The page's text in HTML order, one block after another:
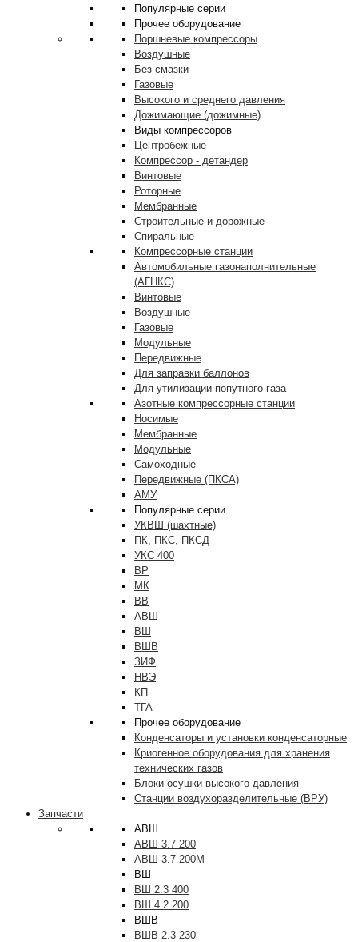
Популярные серии
Прочее оборудование
Поршневые компрессоры
Воздушные
Без смазки
Газовые
Высокого и среднего давления
Дожимающие (дожимные)
Виды компрессоров
Центробежные
Компрессор - детандер
Винтовые
Роторные
Мембранные
Строительные и дорожные
Спиральные
Компрессорные станции
Автомобильные газонаполнительные
(АГНКС)
Винтовые
Воздушные
Газовые
Модульные
Передвижные
Для заправки баллонов
Для утилизации попутного газа
Азотные компрессорные станции
Носимые
Мембранные
Модульные
Самоходные
Передвижные (ПКСА)
АМУ
Популярные серии
УКВШ (шахтные)
ПК, ПКС, ПКСД
УКС 400
ВР
МК
ВВ
АВШ
ВШ
ВШВ
ЗИФ
НВЭ
КП
ТГА
Прочее оборудование
Конденсаторы и установки конденсаторные
Криогенное оборудования для хранения
технических газов
Блоки осушки высокого давления
Станции воздухоразделительные (ВРУ)
Запчасти
АВШ
АВШ 3.7 200
АВШ 3.7 200М
ВШ
ВШ 2.3 400
ВШ 4.2 200
ВШВ
ВШВ 2.3 230